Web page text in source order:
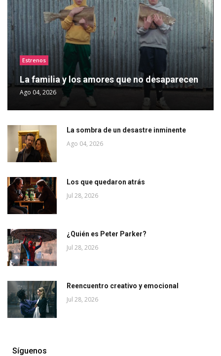
Estrenos
La familia y los amores que no desaparecen
Ago 04, 2026
La sombra de un desastre inminente
Ago 04, 2026
Los que quedaron atrás
Jul 28, 2026
¿Quién es Peter Parker?
Jul 28, 2026
Reencuentro creativo y emocional
Jul 28, 2026
Síguenos